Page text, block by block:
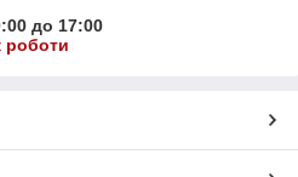
до 17:00
роботи